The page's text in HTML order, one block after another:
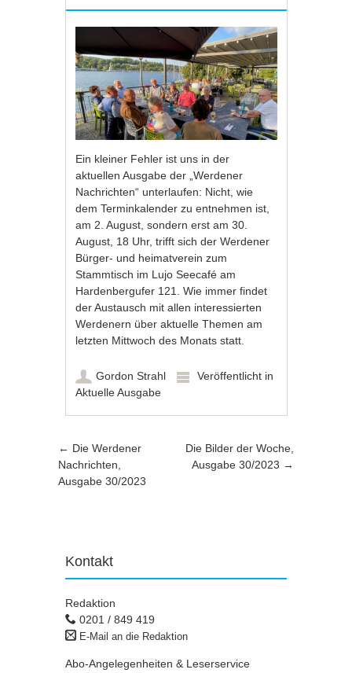
Ein kleiner Fehler ist uns in der
aktuellen Ausgabe der „Werdener
Nachrichten“ unterlaufen: Nicht, wie
dem Terminkalender zu entnehmen ist,
am 2. August, sondern erst am 30.
August, 18 Uhr, trifft sich der Werdener
Bürger- und heimatverein zum
Stammtisch im Lujo Seecafé am
Hardenbergufer 121. Wie immer findet
der Austausch mit allen interessierten
Werdenern über aktuelle Themen am
letzten Mittwoch des Monats statt.
Gordon Strahl
Veröffentlicht in
Aktuelle Ausgabe
Artikel-Navigation
← Die Werdener
Nachrichten,
Ausgabe 30/2023
Die Bilder der Woche,
Ausgabe 30/2023 →
Kontakt
Redaktion
0201 / 849 419
E-Mail an die Redaktion
Abo-Angelegenheiten & Leserservice